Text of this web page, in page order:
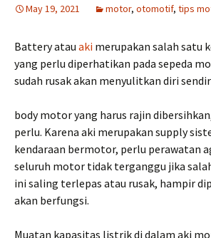
May 19, 2021 motor, otomotif, tips
Battery atau aki merupakan salah satu
yang perlu diperhatikan pada sepeda
sudah rusak akan menyulitkan diri
body motor yang harus rajin
perlu. Karena aki merupakan supply
kendaraan bermotor, perlu perawatan
seluruh motor tidak terganggu jika
ini saling terlepas atau rusak, hampir
akan berfungsi.
Muatan kapasitas listrik di dalam aki